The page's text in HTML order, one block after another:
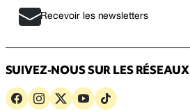
Recevoir les newsletters
SUIVEZ-NOUS SUR LES RÉSEAUX